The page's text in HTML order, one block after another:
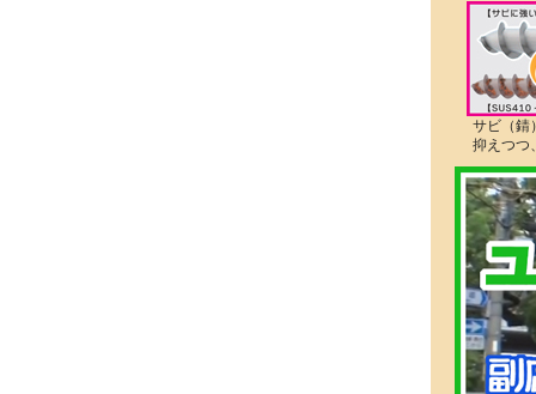
サビ（錆
抑えつつ